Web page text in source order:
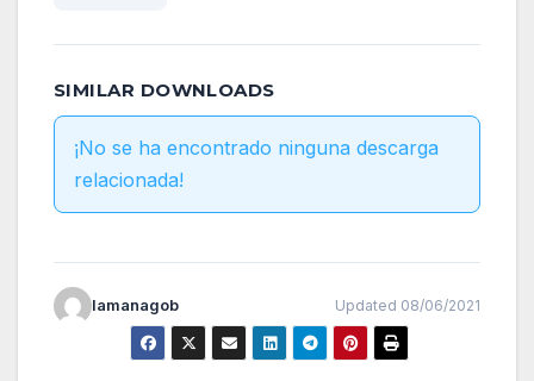
SIMILAR DOWNLOADS
¡No se ha encontrado ninguna descarga
relacionada!
lamanagob Updated 08/06/2021